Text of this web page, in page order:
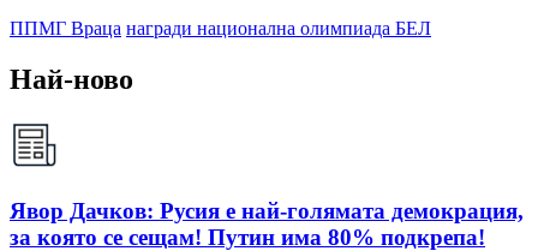
ППМГ Враца награди национална олимпиада БЕЛ
Най-ново
Явор Дачков: Русия е най-голямата демокрация,
за която се сещам! Путин има 80% подкрепа!